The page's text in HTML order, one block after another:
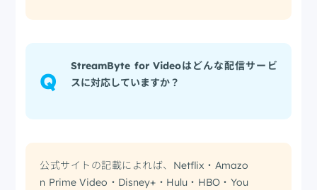
Q
StreamByte for Videoはどんな配信サービ
スに対応していますか？
公式サイトの記載によれば、Netflix・Amazo
n Prime Video・Disney+・Hulu・HBO・You